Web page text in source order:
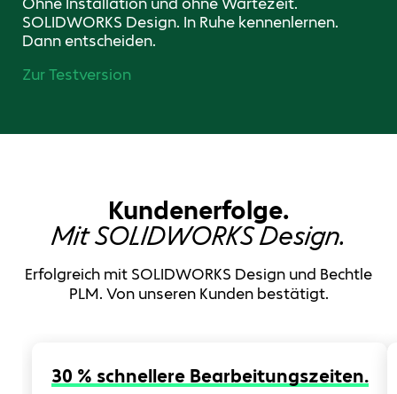
SOLIDWORKS Design. In Ruhe kennenlernen.
Dann entscheiden.
Zur Testversion
Kundenerfolge.
Mit SOLIDWORKS Design.
Erfolgreich mit SOLIDWORKS Design und Bechtle
PLM. Von unseren Kunden bestätigt.
30 % schnellere Bearbeitungszeiten.